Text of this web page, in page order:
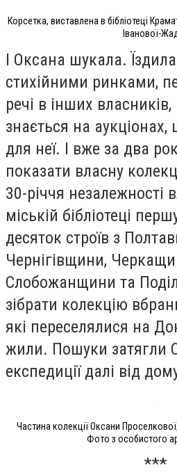
Корсетка, виставлена в бібліотеці
Іванової-
І Оксана шукала.
стихійними ринками,
речі в інших
знається на
для неї. І вже за два
показати власну
30-річчя незалежності
міській бібліотеці
десяток строїв з
Чернігівщини,
Слобожанщини та
зібрати колекцію
які переселялися на
жили. Пошуки затягли
експедиції далі від
Частина колекції Оксани
Фото з особистого
***